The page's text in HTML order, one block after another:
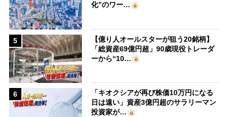
化”のワー…
5
【億り人オールスターが狙う20銘柄】
「総資産69億円超」90歳現役トレーダ
ーから“10…
6
「キオクシアが再び株価10万円になる
日は遠い」資産3億円超のサラリーマン
投資家が…